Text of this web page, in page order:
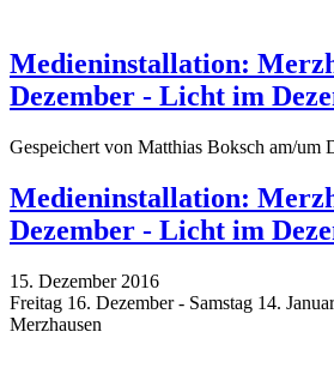
Medieninstallation:
Dezember - Licht im
Gespeichert von Matthias Boksch am/um
Medieninstallation:
Dezember - Licht im
15. Dezember 2016
Freitag 16. Dezember - Samstag 14.
Merzhausen